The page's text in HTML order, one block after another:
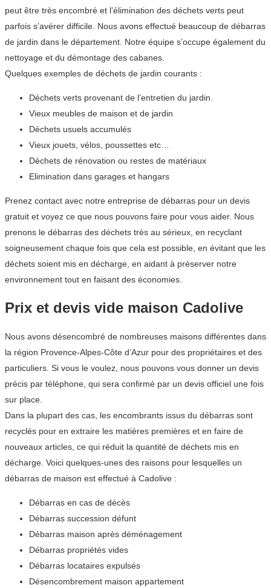
peut être très encombré et l’élimination des déchets verts peut
parfois s’avérer difficile. Nous avons effectué beaucoup de débarras
de jardin dans le département. Notre équipe s’occupe également du
nettoyage et du démontage des cabanes.
Quelques exemples de déchets de jardin courants :
Déchets verts provenant de l’entretien du jardin.
Vieux meubles de maison et de jardin
Déchets usuels accumulés
Vieux jouets, vélos, poussettes etc…
Déchets de rénovation ou restes de matériaux
Elimination dans garages et hangars
Prenez contact avec notre entreprise de débarras pour un devis
gratuit et voyez ce que nous pouvons faire pour vous aider. Nous
prenons le débarras des déchets très au sérieux, en recyclant
soigneusement chaque fois que cela est possible, en évitant que les
déchets soient mis en décharge, en aidant à préserver notre
environnement tout en faisant des économies.
Prix et devis vide maison Cadolive
Nous avons désencombré de nombreuses maisons différentes dans
la région Provence-Alpes-Côte d’Azur pour des propriétaires et des
particuliers. Si vous le voulez, nous pouvons vous donner un devis
précis par téléphone, qui sera confirmé par un devis officiel une fois
sur place.
Dans la plupart des cas, les encombrants issus du débarras sont
recyclés pour en extraire les matières premières et en faire de
nouveaux articles, ce qui réduit la quantité de déchets mis en
décharge. Voici quelques-unes des raisons pour lesquelles un
débarras de maison est effectué à Cadolive :
Débarras en cas de décès
Débarras succession défunt
Débarras maison après déménagement
Débarras propriétés vides
Débarras locataires expulsés
Désencombrement maison appartement